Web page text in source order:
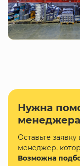
Нужна
Оставьте
менеджер,
Возможна